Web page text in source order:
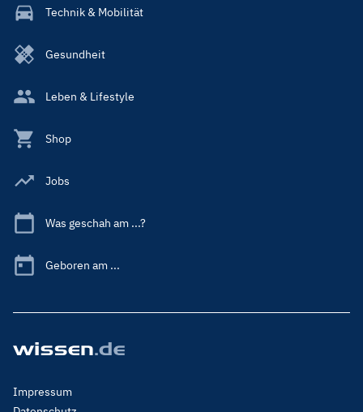
Technik & Mobilität
Gesundheit
Leben & Lifestyle
Shop
Jobs
Was geschah am ...?
Geboren am ...
Footer
Impressum